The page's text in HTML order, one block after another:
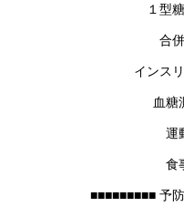
１型
合
インス
血糖
運
食
■■■■■■■■■ 予